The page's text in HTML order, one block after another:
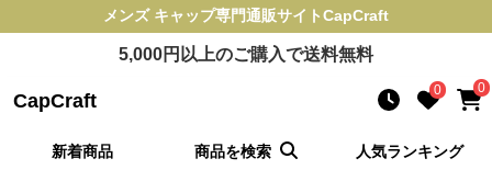
メンズ キャップ専門通販サイトCapCraft
5,000円以上のご購入で送料無料
CapCraft 0 0
新着商品 商品を検索 人気ランキング